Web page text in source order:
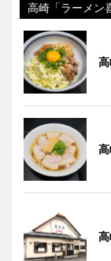
高崎「ラーメン